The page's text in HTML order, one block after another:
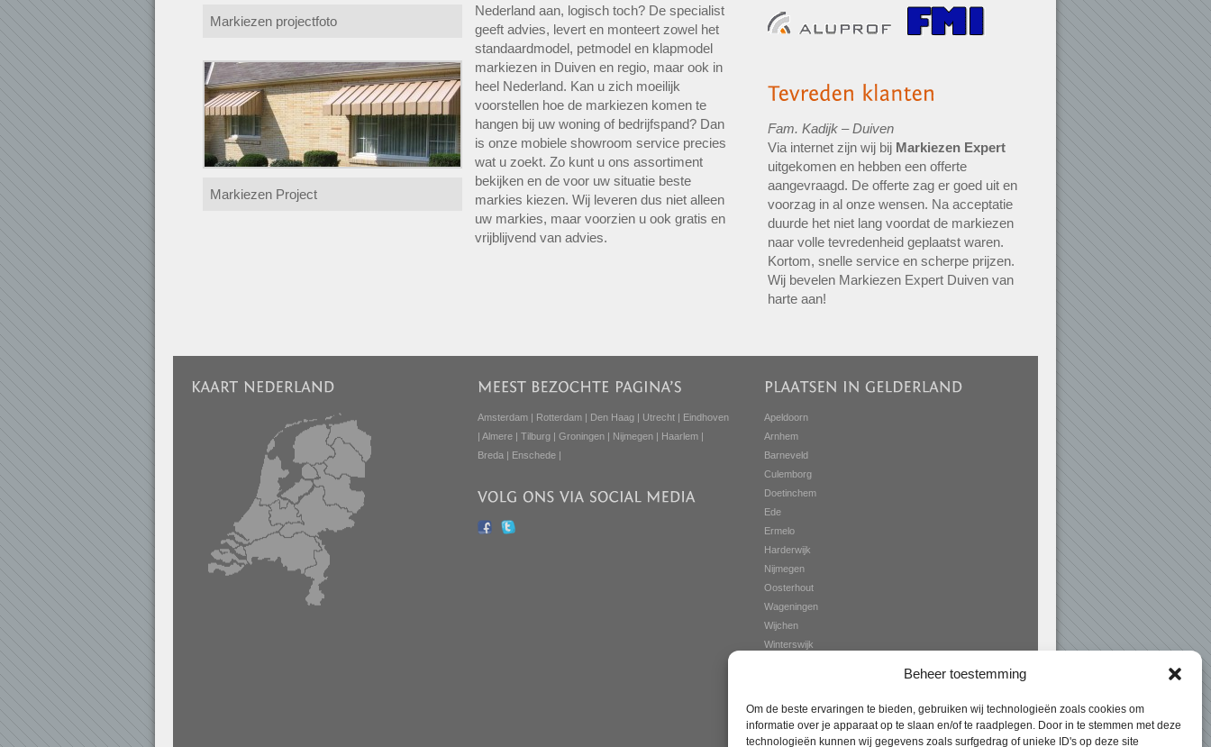
Beheer toestemming
Om de beste ervaringen te bieden, gebruiken wij technologieën zoals cookies om
informatie over je apparaat op te slaan en/of te raadplegen. Door in te stemmen met deze
technologieën kunnen wij gegevens zoals surfgedrag of unieke ID's op deze site
Markiezen projectfoto
Markiezen Project
Nederland aan, logisch toch? De specialist
geeft advies, levert en monteert zowel het
standaardmodel, petmodel en klapmodel
markiezen in Duiven en regio, maar ook in
heel Nederland. Kan u zich moeilijk
voorstellen hoe de markiezen komen te
hangen bij uw woning of bedrijfspand? Dan
is onze mobiele showroom service precies
wat u zoekt. Zo kunt u ons assortiment
bekijken en de voor uw situatie beste
markies kiezen. Wij leveren dus niet alleen
uw markies, maar voorzien u ook gratis en
vrijblijvend van advies.
Fam. Kadijk – Duiven
Via internet zijn wij bij Markiezen Expert
uitgekomen en hebben een offerte
aangevraagd. De offerte zag er goed uit en
voorzag in al onze wensen. Na acceptatie
duurde het niet lang voordat de markiezen
naar volle tevredenheid geplaatst waren.
Kortom, snelle service en scherpe prijzen.
Wij bevelen Markiezen Expert Duiven van
harte aan!
Amsterdam Rotterdam Den Haag Utrecht
Eindhoven
Almere Tilburg Groningen Nijmegen Haarlem
Breda
Enschede
Apeldoorn
Arnhem
Barneveld
Culemborg
Doetinchem
Ede
Ermelo
Harderwijk
Nijmegen
Oosterhout
Wageningen
Wijchen
Winterswijk